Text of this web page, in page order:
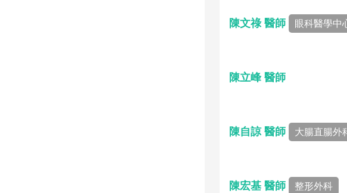
陳文祿 醫師 眼科醫學中
陳立峰 醫師
陳自諒 醫師 大腸直腸外
陳宏基 醫師 整形外科